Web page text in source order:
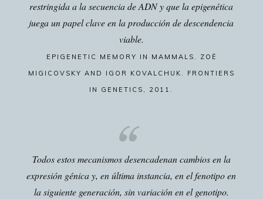
restringida a la secuencia de ADN y que la epigenética
juega un papel clave en la producción de descendencia
viable.
EPIGENETIC MEMORY IN MAMMALS. ZOË
MIGICOVSKY AND IGOR KOVALCHUK. FRONTIERS
IN GENETICS, 2011.
Todos estos mecanismos desencadenan cambios en la
expresión génica y, en última instancia, en el fenotipo en
la siguiente generación, sin variación en el genotipo.